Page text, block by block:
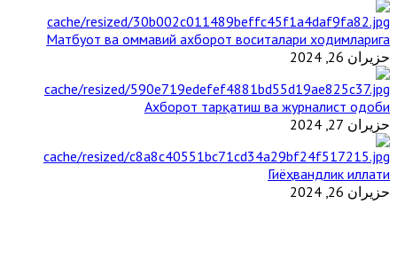
Матбуот ва оммавий ахборот воситалари ходимларига
حزيران 26, 2024
Ахборот тарқатиш ва журналист одоби
حزيران 27, 2024
Гиёҳвандлик иллати
حزيران 26, 2024